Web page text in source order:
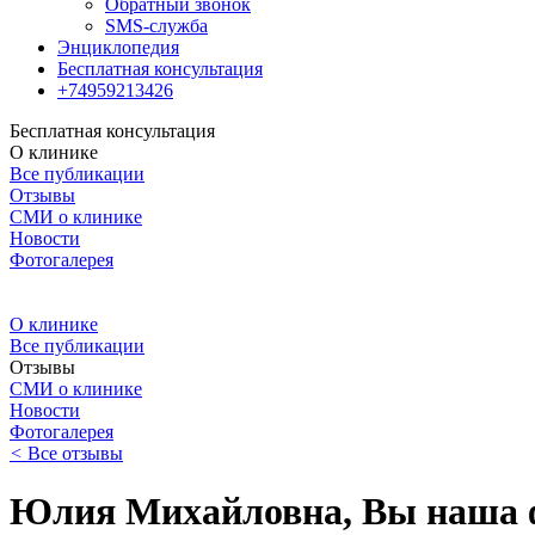
SMS-служба
Энциклопедия
Бесплатная консультация
+74959213426
Бесплатная консультация
О клинике
Все публикации
Отзывы
СМИ о клинике
Новости
Фотогалерея
О клинике
Все публикации
Отзывы
СМИ о клинике
Новости
Фотогалерея
< Все отзывы
Юлия Михайловна, Вы наша